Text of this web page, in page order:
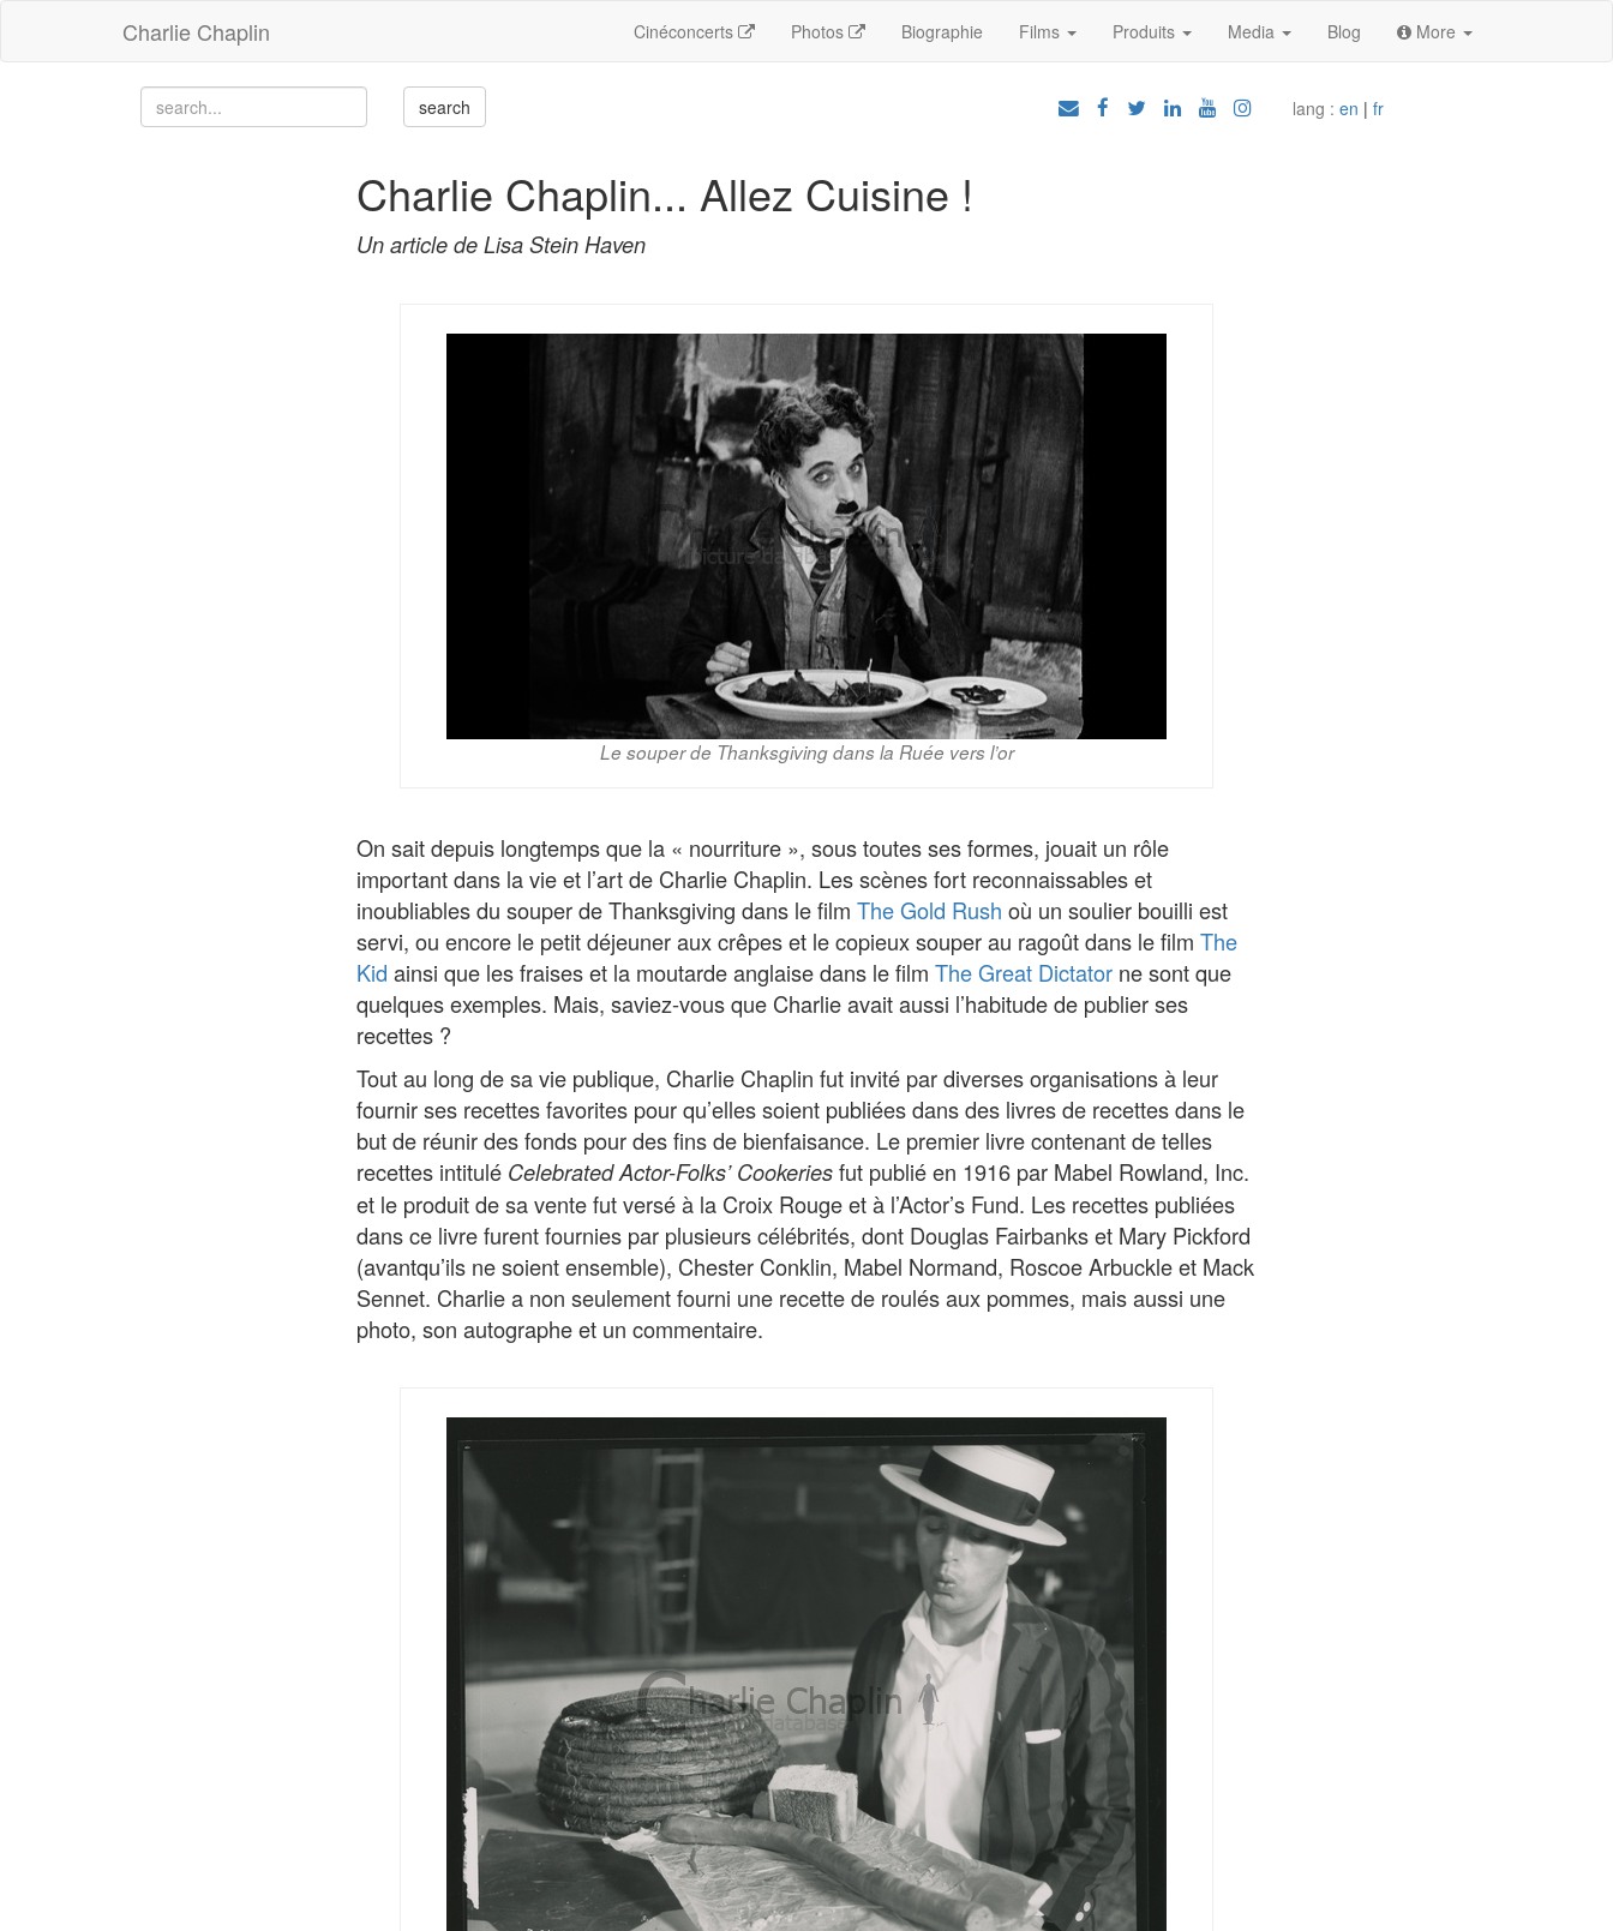
Charlie Chaplin Cinéconcerts Photos Biographie Films Produits Media Blog More
lang : en | fr
Charlie Chaplin... Allez Cuisine !
Un article de Lisa Stein Haven
Le souper de Thanksgiving dans la Ruée vers l’or
On sait depuis longtemps que la « nourriture », sous toutes ses formes, jouait un rôle
important dans la vie et l’art de Charlie Chaplin. Les scènes fort reconnaissables et
inoubliables du souper de Thanksgiving dans le film The Gold Rush où un soulier bouilli est
servi, ou encore le petit déjeuner aux crêpes et le copieux souper au ragoût dans le film The
Kid ainsi que les fraises et la moutarde anglaise dans le film The Great Dictator ne sont que
quelques exemples. Mais, saviez-vous que Charlie avait aussi l’habitude de publier ses
recettes ?
Tout au long de sa vie publique, Charlie Chaplin fut invité par diverses organisations à leur
fournir ses recettes favorites pour qu’elles soient publiées dans des livres de recettes dans le
but de réunir des fonds pour des fins de bienfaisance. Le premier livre contenant de telles
recettes intitulé Celebrated Actor-Folks’ Cookeries fut publié en 1916 par Mabel Rowland, Inc.
et le produit de sa vente fut versé à la Croix Rouge et à l’Actor’s Fund. Les recettes publiées
dans ce livre furent fournies par plusieurs célébrités, dont Douglas Fairbanks et Mary Pickford
(avantqu’ils ne soient ensemble), Chester Conklin, Mabel Normand, Roscoe Arbuckle et Mack
Sennet. Charlie a non seulement fourni une recette de roulés aux pommes, mais aussi une
photo, son autographe et un commentaire.